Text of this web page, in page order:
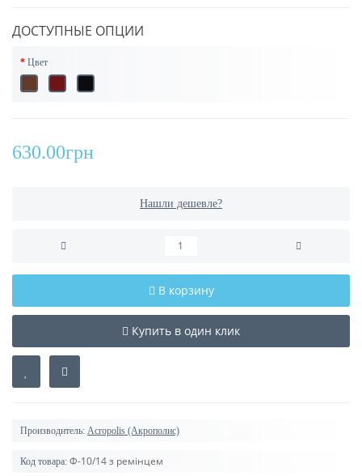
ДОСТУПНЫЕ ОПЦИИ
Цвет
630.00грн
Нашли дешевле?
В корзину
Купить в один клик
Производитель: Acropolis (Акрополис)
Код товара: Ф-10/14 з ремінцем